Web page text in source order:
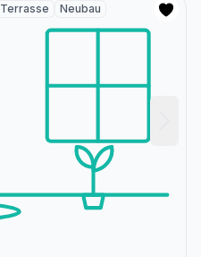
Terrasse Neubau